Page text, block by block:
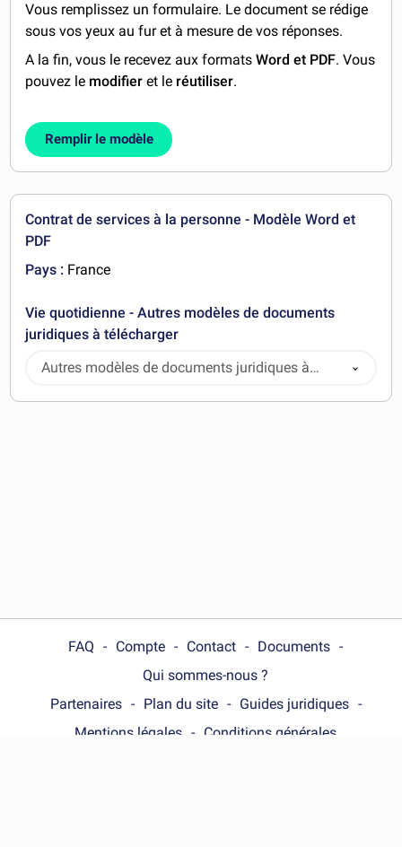
Vous remplissez un formulaire. Le document se rédige
sous vos yeux au fur et à mesure de vos réponses.
A la fin, vous le recevez aux formatsWord et PDF. Vous
pouvez le modifier et le réutiliser.
Remplir le modèle
Contrat de services à la personne - Modèle Word et
PDF
Pays : France
Vie quotidienne - Autres modèles de documents
juridiques à télécharger
Autres modèles de documents juridiques à
télécharger
FAQ Compte Contact
Documents
Qui sommes-nous ?
Partenaires
Plan du site
Guides juridiques
Mentions légales
Conditions générales